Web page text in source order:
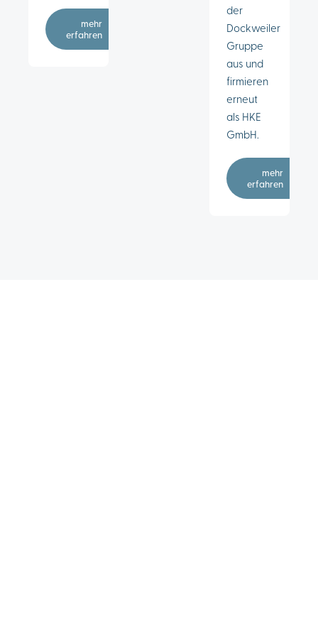
mehr
erfahren
der
Dockweiler
Gruppe
aus und
firmieren
erneut
als HKE
GmbH.
mehr
erfahren